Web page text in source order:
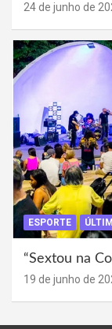
24 de junho de
ESPORTE
“Sextou na
19 de junho de